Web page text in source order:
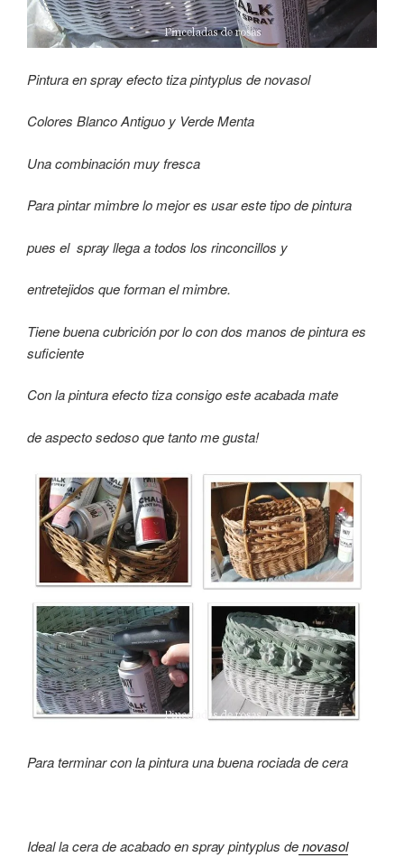
Pintura en spray efecto tiza pintyplus de novasol
Colores Blanco Antiguo y Verde Menta
Una combinación muy fresca
Para pintar mimbre lo mejor es usar este tipo de pintura
pues el spray llega a todos los rinconcillos y
entretejidos que forman el mimbre.
Tiene buena cubrición por lo con dos manos de pintura es
suficiente
Con la pintura efecto tiza consigo este acabada mate
de aspecto sedoso que tanto me gusta!
Para terminar con la pintura una buena rociada de cera
Ideal la cera de acabado en spray pintyplus denovasol